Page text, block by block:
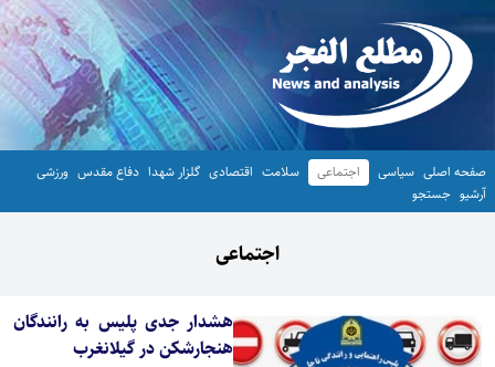
صفحه اصلی سیاسی اجتماعی سلامت اقتصادی گلزار شهدا دفاع مقدس ورزشی
آرشیو جستجو
اجتماعی
هشدار جدی پلیس به رانندگان
هنجارشکن در گیلانغرب